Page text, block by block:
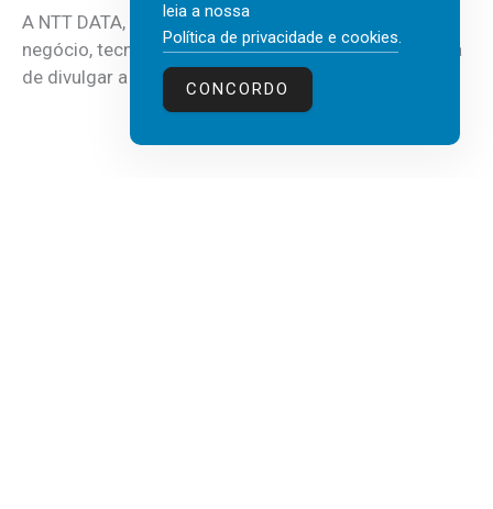
A NTT DATA, consultora global em serviços de
negócio, tecnologia e inteligência artificial (IA), acaba
de divulgar a mais recente...
leia a nossa
Política de privacidade e cookies.
CONCORDO